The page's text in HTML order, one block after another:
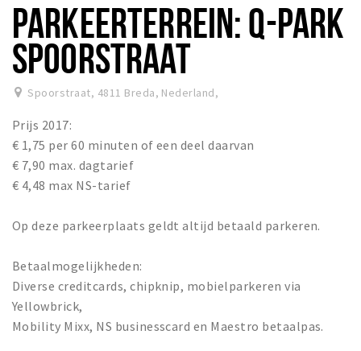
Bezienswaardigheden
Musea, theaters & podia
Uitjes & activiteiten
Toeristische routes
Natuurgebieden
Baroniepoorten
Sport
Inloggen
PARKEERTERREIN: Q-PARK
SPOORSTRAAT
Spoorstraat, 4811 Breda, Nederland,
Prijs 2017:
€ 1,75 per 60 minuten of een deel daarvan
€ 7,90 max. dagtarief
€ 4,48 max NS-tarief
Op deze parkeerplaats geldt altijd betaald parkeren.
Betaalmogelijkheden:
Diverse creditcards, chipknip, mobielparkeren via
Yellowbrick,
Mobility Mixx, NS businesscard en Maestro betaalpas.